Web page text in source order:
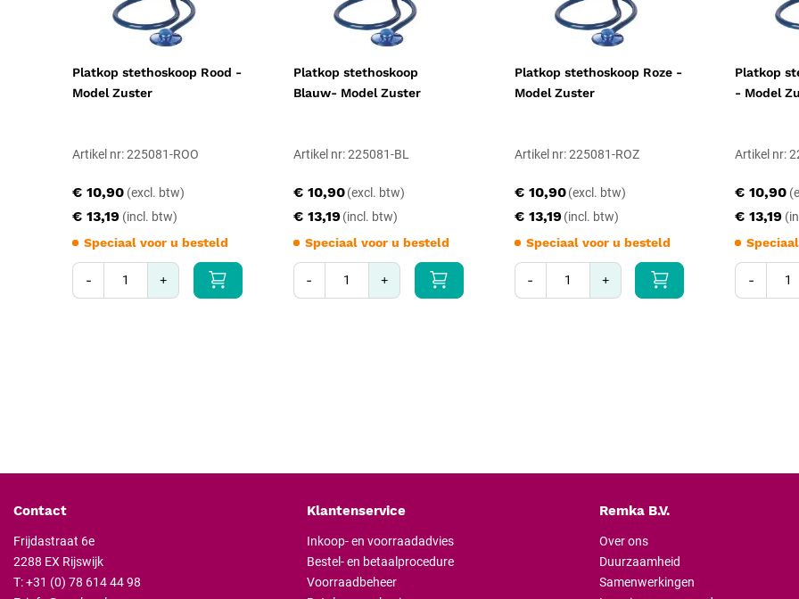
Andere uitvoeringen
Dit model is in meerdere
Platkop stethoskoop Rood -
Model Zuster
Artikel nr: 225081-ROO
€ 13,19
€ 10,90
Speciaal voor u besteld
- +
Platkop stethoskoop
Blauw- Model Zuster
Artikel nr: 225081-BL
€ 13,19
€ 10,90
Speciaal voor u besteld
- +
Platkop stethoskoop Roze -
Model Zuster
Artikel nr: 225081-ROZ
€ 13,19
€ 10,90
Speciaal voor u besteld
- +
Platkop
- Model
Artikel nr:
€ 13,19
€ 10,90
-
Contact
Frijdastraat 6e
2288 EX Rijswijk
T:+31 (0) 78 614 44 98
Klantenservice
Inkoop- en voorraadadvies
Bestel- en betaalprocedure
Voorraadbeheer
Remka B.V.
Over ons
Duurzaamheid
Samenwerkingen